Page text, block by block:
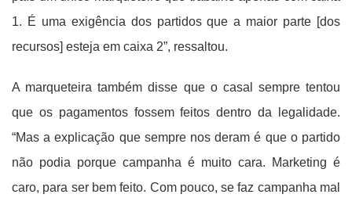
1. É uma exigência dos partidos que a maior parte [dos
recursos] esteja em caixa 2”, ressaltou.
A marqueteira também disse que o casal sempre tentou
que os pagamentos fossem feitos dentro da legalidade.
“Mas a explicação que sempre nos deram é que o partido
não podia porque campanha é muito cara. Marketing é
caro, para ser bem feito. Com pouco, se faz campanha mal